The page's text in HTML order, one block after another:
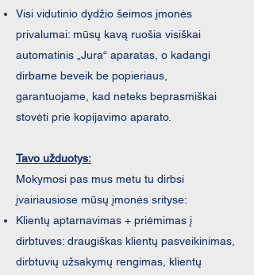
Visi vidutinio dydžio šeimos įmonės
privalumai: mūsų kavą ruošia visiškai
automatinis „Jura“ aparatas, o kadangi
dirbame beveik be popieriaus,
garantuojame, kad neteks beprasmiškai
stovėti prie kopijavimo aparato.
Tavo užduotys:
Mokymosi pas mus metu tu dirbsi
įvairiausiose mūsų įmonės srityse:
Klientų aptarnavimas + priėmimas į
dirbtuves: draugiškas klientų pasveikinimas,
dirbtuvių užsakymų rengimas, klientų